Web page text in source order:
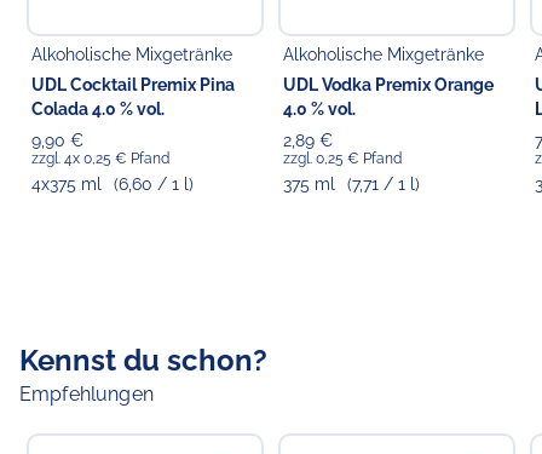
Verantwortlicher Lebensmittelunternehmer
Choppy's Food & Non-Food GmbH
Koldingstr. 1B
22769 Hamburg
Alkoholische Mixgetränke
UDL Cocktail Premix Pina
Colada 4.0 % vol.
9,90 €
zzgl. 4x 0,25 € Pfand
4x375 ml (6,60 / 1 l)
Alkoholische Mixgetränke
UDL Vodka Premix Orange
4.0 % vol.
2,89 €
zzgl. 0,25 € Pfand
375 ml (7,71 / 1 l)
Kennst du schon?
Empfehlungen